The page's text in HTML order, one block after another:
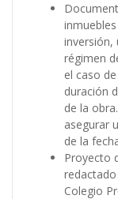
inversión,
régimen
el caso
duración
de la
asegurar
de la
Proyecto
Colegio